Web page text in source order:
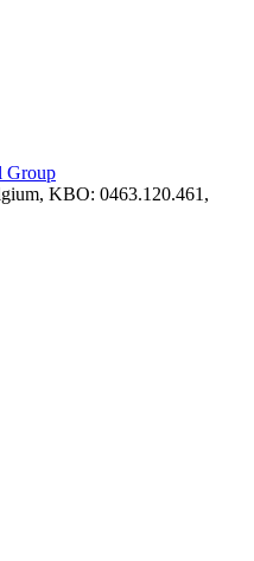
Group
KBO: 0463.120.461,